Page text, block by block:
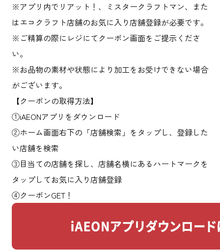
※アプリ内でリアット！、ミスタークラフトマン、また
はエコクラフト店舗のお気に入り店舗登録が必要です。
※ご精算の際にレジにてクーポン画面をご提示くださ
い。
※お品物の素材や状態により加工をお受けできない場合
がございます。
【クーポンの取得方法】
①iAEONアプリをダウンロード
②ホーム画面右下の「店舗検索」をタップし、登録した
い店舗を検索
③目当ての店舗を探し、店舗名横にあるハートマークを
タップしてお気に入り店舗登録
④クーポンGET！